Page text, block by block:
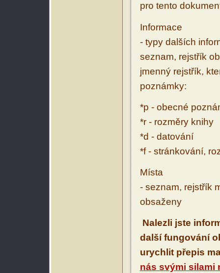
pro tento
Informace
- typy dalších
seznam, rejstřík
jmenný rejstřík,
poznámky:
*p - obecné
*r - rozměry knihy
*d - datování
*f - stránkování,
Místa
- seznam, rejstřík
obsaženy
Nalezli jste
další fungování
urychlit přepis
nás svými silami